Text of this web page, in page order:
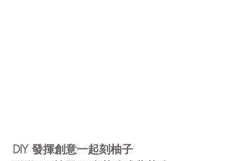
DIY 發揮創意一起刻柚子